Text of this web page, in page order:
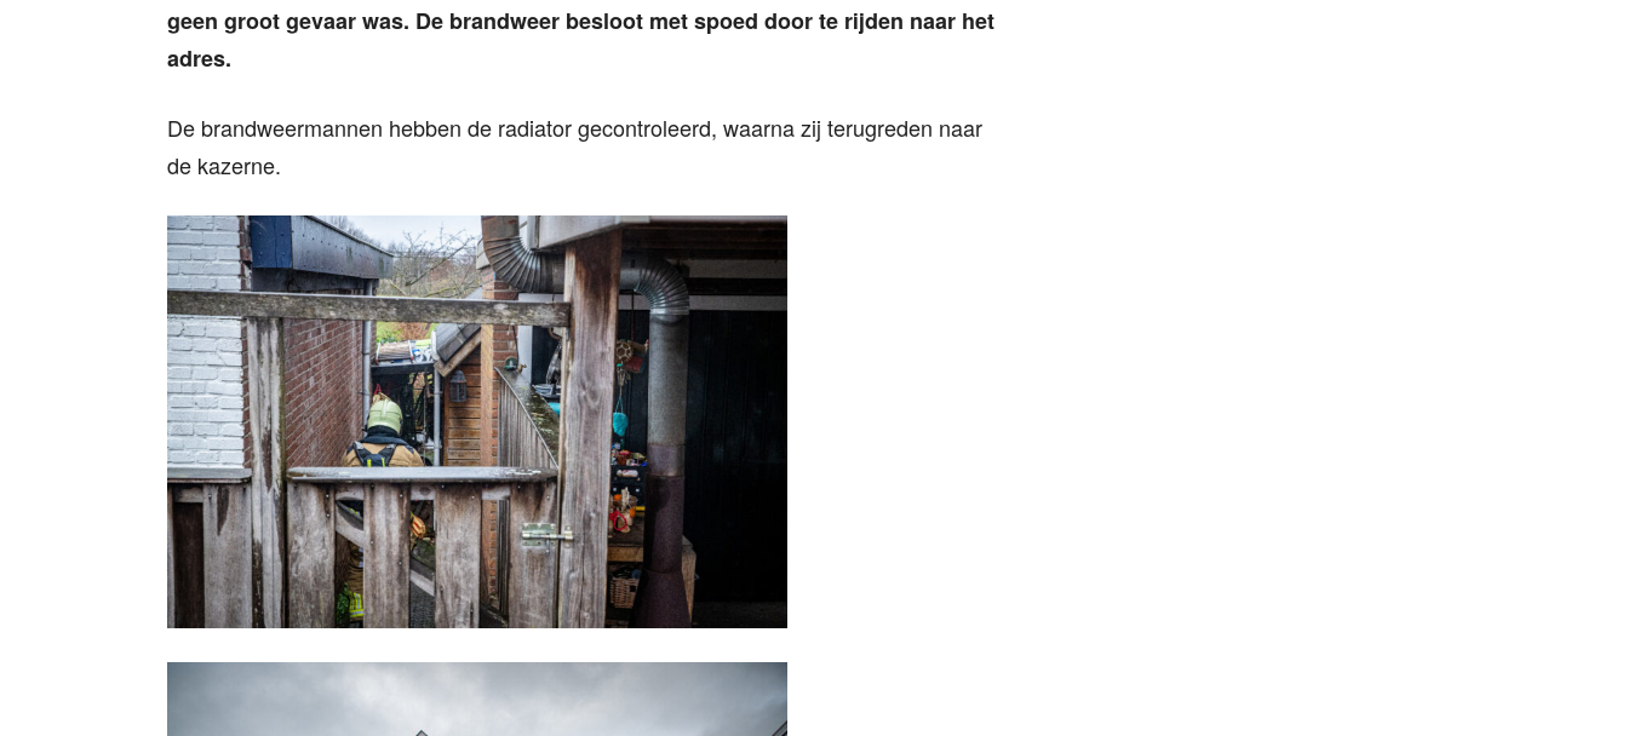
geen groot gevaar was. De brandweer besloot met spoed door te rijden naar het
adres.
De brandweermannen hebben de radiator gecontroleerd, waarna zij terugreden naar
de kazerne.